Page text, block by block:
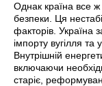
Однак країна все
безпеки. Ця
факторів. Україна
імпорту вугілля
Внутрішній
включаючи
старіє,